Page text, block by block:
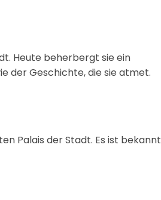
Heute beherbergt sie ein
der Geschichte, die sie atmet.
Palais der Stadt. Es ist bekannt